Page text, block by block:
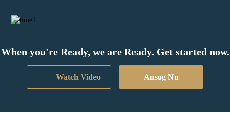
When you're Ready, we are Ready. Get started now.
Watch Video Ansøg Nu